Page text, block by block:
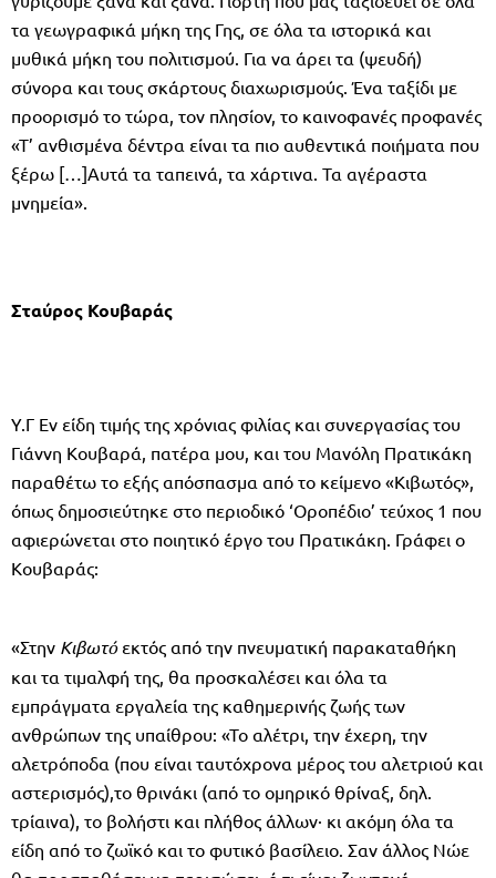
τα γεωγραφικά μήκη της Γης, σε όλα τα ιστορικά και
μυθικά μήκη του πολιτισμού. Για να άρει τα (ψευδή)
σύνορα και τους σκάρτους διαχωρισμούς. Ένα ταξίδι με
προορισμό το τώρα, τον πλησίον, το καινοφανές προφανές
«Τ’ ανθισμένα δέντρα είναι τα πιο αυθεντικά ποιήματα που
ξέρω […]Αυτά τα ταπεινά, τα χάρτινα. Τα αγέραστα
μνημεία».
Σταύρος Κουβαράς
Υ.Γ Εν είδη τιμής της χρόνιας φιλίας και συνεργασίας του
Γιάννη Κουβαρά, πατέρα μου, και του Μανόλη Πρατικάκη
παραθέτω το εξής απόσπασμα από το κείμενο «Κιβωτός»,
όπως δημοσιεύτηκε στο περιοδικό ‘Οροπέδιο’ τεύχος 1 που
αφιερώνεται στο ποιητικό έργο του Πρατικάκη. Γράφει ο
Κουβαράς:
«Στην Κιβωτόεκτός από την πνευματική παρακαταθήκη
και τα τιμαλφή της, θα προσκαλέσει και όλα τα
εμπράγματα εργαλεία της καθημερινής ζωής των
ανθρώπων της υπαίθρου: «Το αλέτρι, την έχερη, την
αλετρόποδα (που είναι ταυτόχρονα μέρος του αλετριού και
αστερισμός),το θρινάκι (από το ομηρικό θρίναξ, δηλ.
τρίαινα), το βολήστι και πλήθος άλλων· κι ακόμη όλα τα
είδη από το ζωϊκό και το φυτικό βασίλειο. Σαν άλλος Νώε